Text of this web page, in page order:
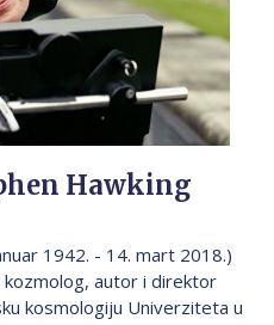
Hawking
1942. - 14. mart 2018.)
autor i direktor
kosmologiju Univerziteta u